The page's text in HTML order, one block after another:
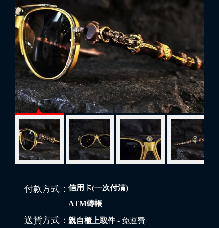
付款方式： 信用卡(一次付清)
ATM轉帳
送貨方式： 親自櫃上取件- 免運費